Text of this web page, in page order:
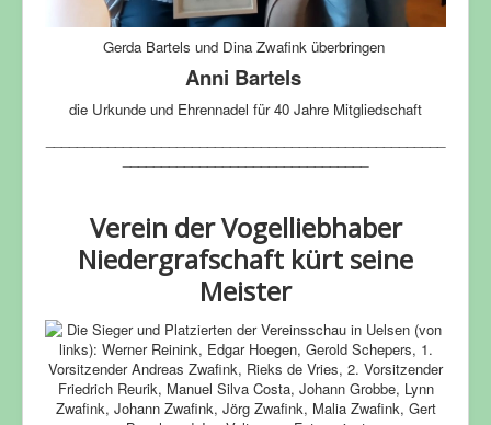
Gerda Bartels und Dina Zwafink überbringen
Anni Bartels
die Urkunde und Ehrennadel für 40 Jahre Mitgliedschaft
Verein der Vogelliebhaber
Niedergrafschaft kürt seine
Meister